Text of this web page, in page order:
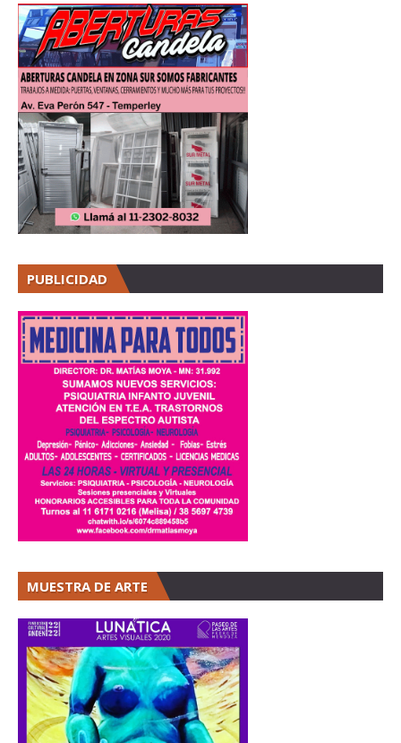
PUBLICIDAD
MUESTRA DE ARTE